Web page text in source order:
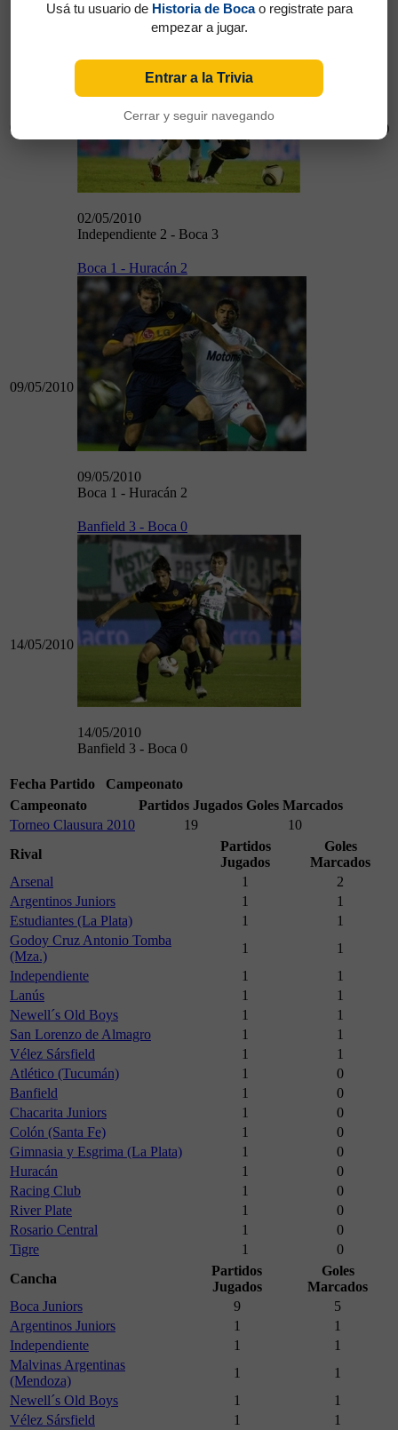
02/05/2010
Independiente 2 - Boca 3
02/05/2010
Independiente 2 - Boca 3
(1)
09/05/2010
Boca 1 - Huracán 2
09/05/2010
Boca 1 - Huracán 2
14/05/2010
Banfield 3 - Boca 0
14/05/2010
Banfield 3 - Boca 0
Fecha Partido
Campeonato
Campeonato
Partidos Jugados Goles Marcados
Torneo Clausura 2010
19
10
Rival
Partidos
Jugados
Goles
Marcados
Arsenal
1
2
Argentinos Juniors
1
1
Estudiantes (La Plata)
1
1
Godoy Cruz Antonio Tomba
(Mza.)
1
1
Independiente
1
1
Lanús
1
1
Newell´s Old Boys
1
1
San Lorenzo de Almagro
1
1
Vélez Sársfield
1
1
Atlético (Tucumán)
1
0
Banfield
1
0
Chacarita Juniors
1
0
Colón (Santa Fe)
1
0
Gimnasia y Esgrima (La Plata)
1
0
Huracán
1
0
Racing Club
1
0
River Plate
1
0
Rosario Central
1
0
Tigre
1
0
Cancha
Partidos
Jugados
Goles
Marcados
Boca Juniors
9
5
Argentinos Juniors
1
1
Independiente
1
1
Malvinas Argentinas
(Mendoza)
1
1
Newell´s Old Boys
1
1
Vélez Sársfield
1
1
Usá tu usuario de Historia de Bocao registrate para
empezar a jugar.
Entrar a la Trivia
Cerrar y seguir navegando